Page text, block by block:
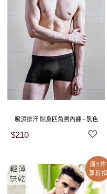
吸濕排汗 貼身四角男內褲 - 黑色
$210
滿5件
享折扣